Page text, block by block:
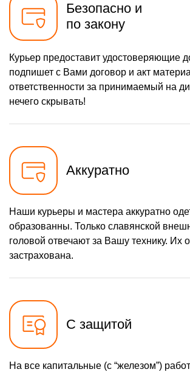
Безопасно и
по закону
Курьер предоставит удостоверяющие
подпишет с Вами договор и акт
ответственности за принимаемый на
нечего скрывать!
Аккуратно
Наши курьеры и мастера аккуратно
образованны. Только славянской
головой отвечают за Вашу технику. Их
застрахована.
С защитой
На все капитальные (с “железом”)